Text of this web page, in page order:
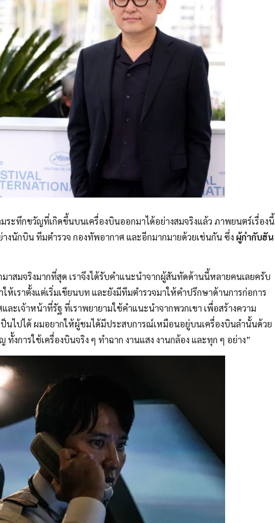
ระทึกขวัญที่เกิดขึ้นบนเครื่องบินออกมาได้อย่างสมจริงแล้ว ภาพยนตร์เรื่องนี้
งนักบิน ทีมตำรวจ กองทัพอากาศ และอีกมากมายด้วยเช่นกัน ซึ่ง ผู้กำกับฮัน
าสมจริงมากที่สุด เราจึงได้รับคำแนะนำจากผู้สันทัดด้านนี้หลายคนเลยครับ
ห้เราตั้งแต่เริ่มเขียนบท และยังมีทีมตำรวจมาให้คำปรึกษาด้านการก่อการ
ะเจ้าหน้าที่รัฐ ที่เราพยายามใช้คำแนะนำจากพวกเขา เพื่อสร้างความ
นไปได้ ผมอยากให้ผู้ชมได้มีประสบการณ์เหมือนอยู่บนเครื่องบินลำนั้นด้วย
ทั้งการใช้เครื่องบินจริง ๆ ทำฉาก งานแสง งานกล้อง และทุก ๆ อย่าง”